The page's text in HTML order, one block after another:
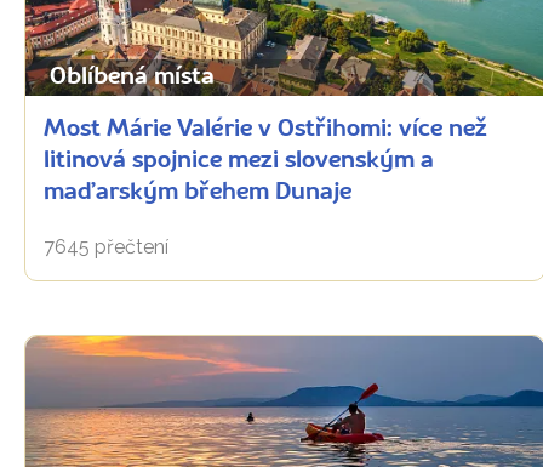
Oblíbená místa
Most Márie Valérie v Ostřihomi: více než
litinová spojnice mezi slovenským a
maďarským břehem Dunaje
7645 přečtení